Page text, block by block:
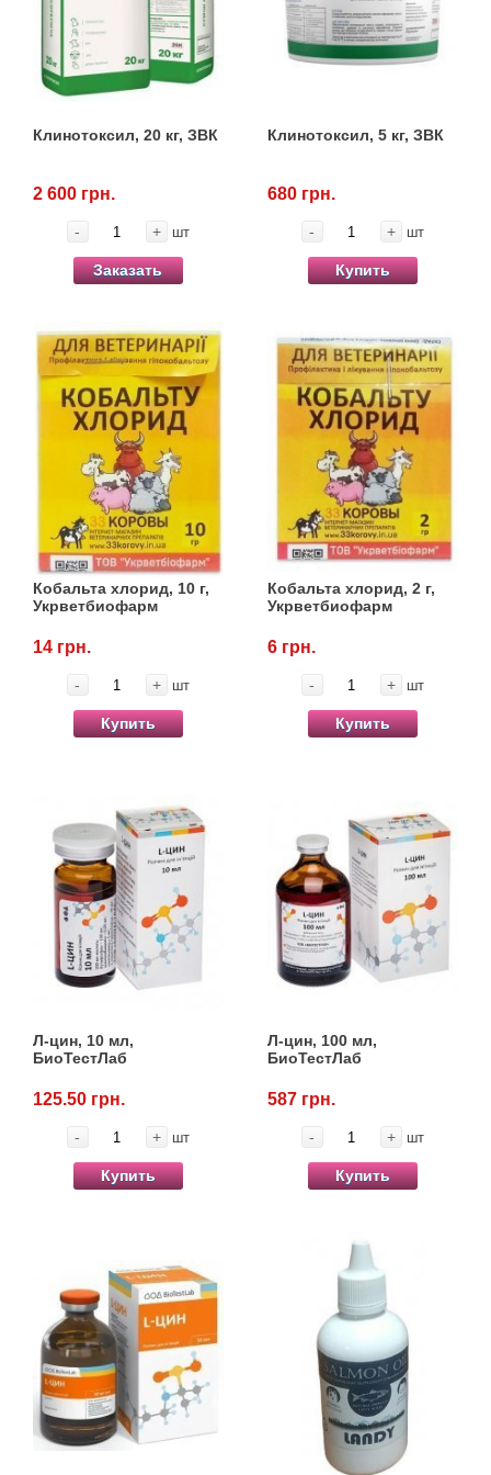
Клинотоксил, 20 кг, ЗВК
2 600 грн.
- + шт
Заказать
Клинотоксил, 5 кг, ЗВК
680 грн.
- + шт
Купить
Кобальта хлорид, 10 г,
Укрветбиофарм
14 грн.
- + шт
Купить
Кобальта хлорид, 2 г,
Укрветбиофарм
6 грн.
- + шт
Купить
Л-цин, 10 мл,
БиоТестЛаб
125.50 грн.
- + шт
Купить
Л-цин, 100 мл,
БиоТестЛаб
587 грн.
- + шт
Купить
Товары для голубей
Товары для грызунов
Хозряд - хозтовары оптом
Популярные зоотовары
Архив / Снято с производства